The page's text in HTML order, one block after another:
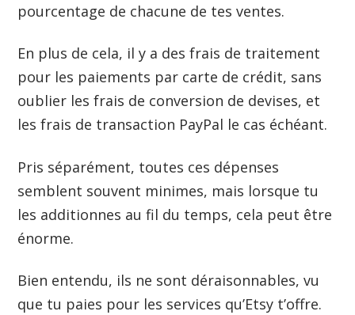
pourcentage de chacune de tes ventes.
En plus de cela, il y a des frais de traitement
pour les paiements par carte de crédit, sans
oublier les frais de conversion de devises, et
les frais de transaction PayPal le cas échéant.
Pris séparément, toutes ces dépenses
semblent souvent minimes, mais lorsque tu
les additionnes au fil du temps, cela peut être
énorme.
Bien entendu, ils ne sont déraisonnables, vu
que tu paies pour les services qu’Etsy t’offre.